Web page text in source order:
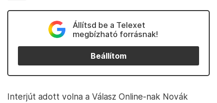
Állítsd be a Telexet
megbízható forrásnak!
Beállítom
Interjút adott volna a Válasz Online-nak Novák